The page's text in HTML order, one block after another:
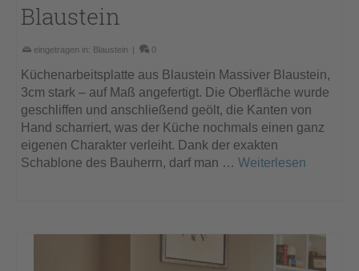
Blaustein
eingetragen in: Blaustein | 0
Küchenarbeitsplatte aus Blaustein Massiver Blaustein,
3cm stark – auf Maß angefertigt. Die Oberfläche wurde
geschliffen und anschließend geölt, die Kanten von
Hand scharriert, was der Küche nochmals einen ganz
eigenen Charakter verleiht. Dank der exakten
Schablone des Bauherrn, darf man … Weiterlesen